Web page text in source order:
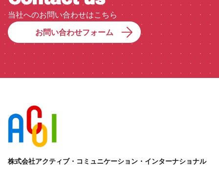
当社へのお問い合わせはこちら
お問い合わせフォーム
株式会社アクティブ・コミュニケーション・インターナショナル